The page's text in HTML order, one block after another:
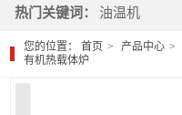
热门关键词： 油温机
您的位置：首页 产品中心
有机热载体炉